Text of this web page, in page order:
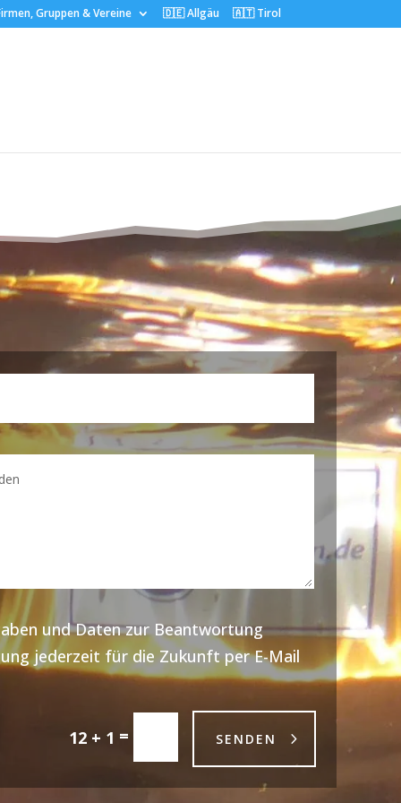
Gruppen & Vereine 🇩🇪 Allgäu 🇦🇹 Tirol
und Daten zur Beantwortung
jederzeit für die Zukunft per E-Mail
12 + 1 = SENDEN